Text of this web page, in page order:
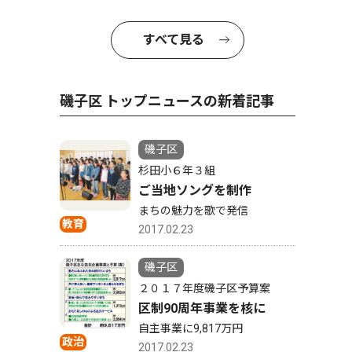
すべて見る
磯子区 トップニュースの新着記事
教育
磯子区
杉田小６年３組
ご当地ソングを制作
まちの魅力を歌で発信
2017.02.23
政治
磯子区
２０１７年度磯子区予算案
区制90周年事業を核に
自主事業に9,817万円
2017.02.23